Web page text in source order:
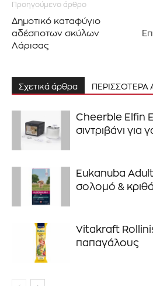
Προηγούμενο άρθρο
Δημοτικό καταφύγιο
αδέσποτων σκύλων
Λάρισας
Σχετικά άρθρα
Cheerble Elfin
σιντριβάνι για
Eukanuba
σολομό &
Vitakraft Rollinis
παπαγάλους